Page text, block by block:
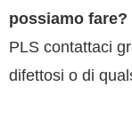
possiamo fare?
PLS contattaci
difettosi o di